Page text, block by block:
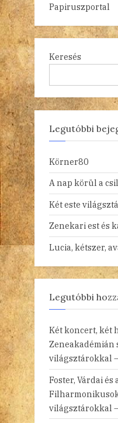
Papiruszportal
Keresés
Legutóbbi
Körner80
A nap körül a
Két este
Zenekari est és
Lucia, kétszer,
Legutóbbi
Két koncert, két
Zeneakadémián
világsztárokkal
Foster, Várdai és
világsztárokkal